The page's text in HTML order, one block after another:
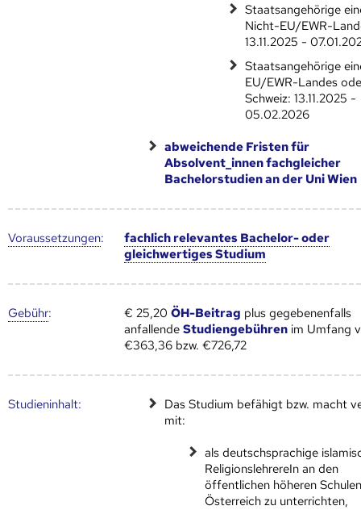
Staatsangehörige
Nicht-EU/EWR-
13.11.2025 -
Staatsangehörige
EU/EWR-Landes
Schweiz: 13.11.2025 -
05.02.2026
abweichende Fristen für
Absolvent_innen fachgleicher
Bachelorstudien an der Uni Wien
Voraus­setzungen:
fachlich relevantes Bachelor- oder
gleichwertiges Studium
Gebühr: € 25,20ÖH-Beitrag plus gegebenenfalls
anfallendeStudiengebühren im Umfang
€363,36 bzw. €726,72
Studien­inhalt:
Das Studium befähigt bzw. macht
mit:
als deutschsprachige
ReligionslehrereIn an den
öffentlichen höheren
Österreich zu unterrichten,